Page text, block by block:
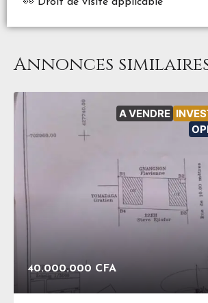
Annonces
A VENDRE
40.000.000 CFA